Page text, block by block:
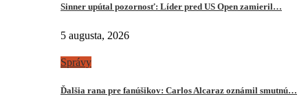
Sinner upútal pozornosť: Líder pred US Open zamieril…
5 augusta, 2026
Správy
Ďalšia rana pre fanúšikov: Carlos Alcaraz oznámil smutnú…